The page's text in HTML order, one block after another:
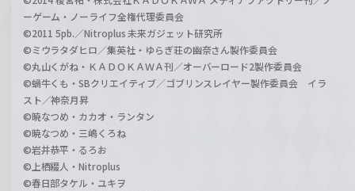
ーゲーム・ノーライフ全権代理委員会
©2011 5pb.／Nitroplus 未来ガジェット研究所
©ミウラタダヒロ／集英社・ゆらぎ荘の幽奈さん製作委員会
©丸山くがね・ＫＡＤＯＫＡＷＡ刊／オーバーロード2製作委員会
©蝸牛くも・SBクリエイティブ／ゴブリンスレイヤー製作委員会 イラ
スト／神奈月昇
©暁なつめ・カカオ・ランタン
©暁なつめ・三嶋くろね
©岩井恭平・るろお
©上栖綴人・Nitroplus
©春日部タケル・ユキヲ